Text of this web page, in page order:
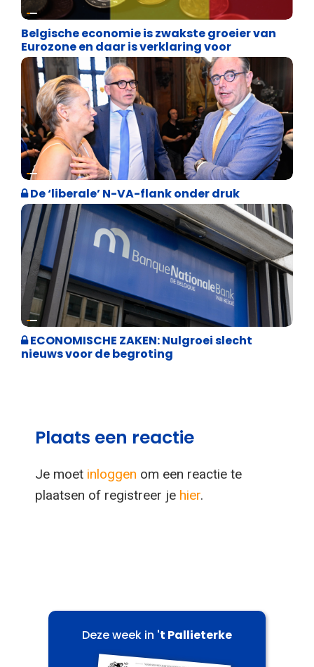
Binnenland politiek
Belgische economie is zwakste groeier van
Eurozone en daar is verklaring voor
Binnenland politiek
De ‘liberale’ N-VA-flank onder druk
Binnenland politiek
ECONOMISCHE ZAKEN: Nulgroei slecht
nieuws voor de begroting
Plaats een reactie
Je moet inloggen om een reactie te
plaatsen of registreer je hier.
Deze week in 't Pallieterke